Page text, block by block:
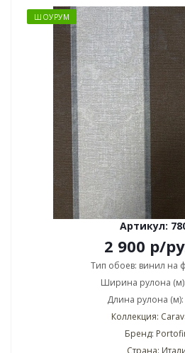
ШОУРУМ
Артикул:
2 900 р/
Тип обоев: винил на
Ширина рулона
Длина рулона (м):
Коллекция:
Бренд: